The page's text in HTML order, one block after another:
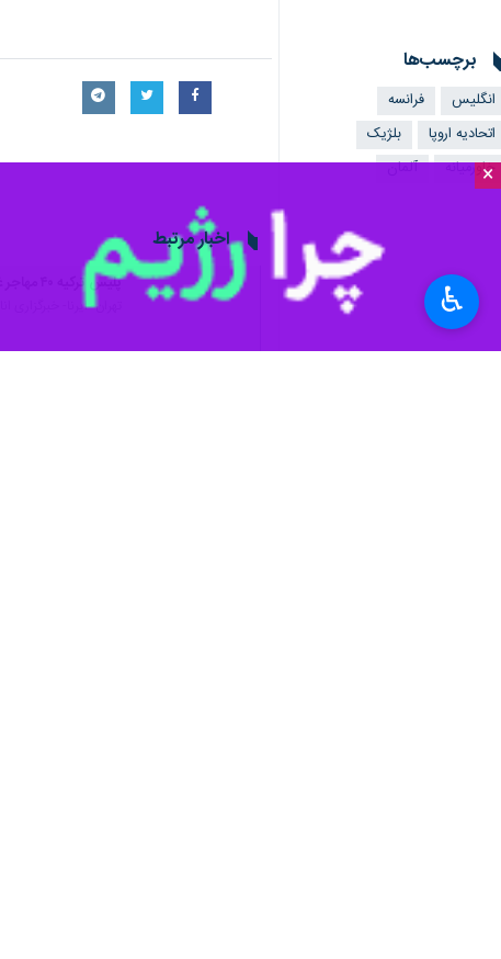
×
برچسب‌ها
انگلیس
فرانسه
اتحادیه اروپا
بلژیک
خاورمیانه
آلمان
اخبار مرتبط
پلیس ترکیه ۴۰ مهاجر غیرقانونی در استان قونیه و حاتای دستگیر شدند
تهران- ایرنا- خبرگزاری ♿︎